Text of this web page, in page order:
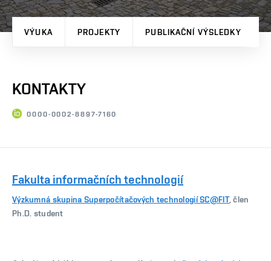
VÝUKA PROJEKTY PUBLIKAČNÍ VÝSLEDKY
KONTAKTY
0000-0002-8897-7160
Fakulta informačních technologií
Výzkumná skupina Superpočítačových technologií SC@FIT, člen
Ph.D. student